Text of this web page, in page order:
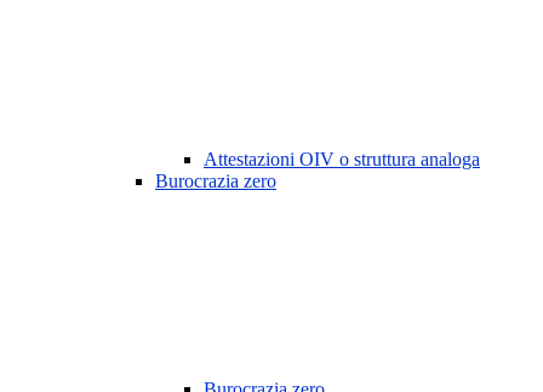
Attestazioni OIV o struttura analoga
Burocrazia zero